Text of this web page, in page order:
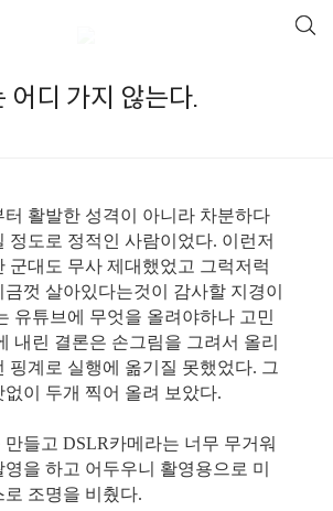
어디 가지 않는다.
활발한 성격이 아니라 차분하다
정도로 정적인 사람이었다. 이런저
군대도 무사 제대했었고 그럭저럭
껏 살아있다는것이 감사할 지경이
유튜브에 무엇을 올려야하나 고민
내린 결론은 손그림을 그려서 올리
핑계로 실행에 옮기질 못했었다. 그
이 두개 찍어 올려 보았다.
들고 DSLR카메라는 너무 무거워
을 하고 어두우니 활영용으로 미
조명을 비췄다.